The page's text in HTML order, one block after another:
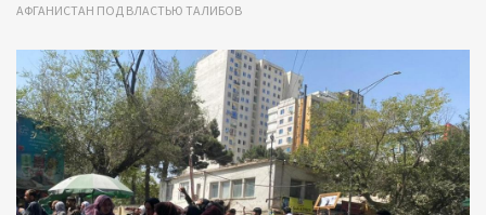
АФГАНИСТАН ПОД ВЛАСТЬЮ ТАЛИБОВ